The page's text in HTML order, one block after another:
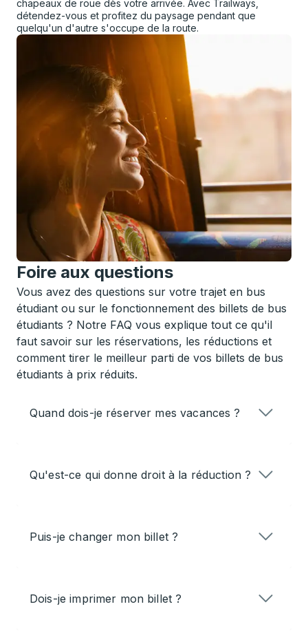
chapeaux de roue dès votre arrivée. Avec Trailways,
détendez-vous et profitez du paysage pendant que
quelqu'un d'autre s'occupe de la route.
Foire aux questions
Vous avez des questions sur votre trajet en bus
étudiant ou sur le fonctionnement des billets de bus
étudiants ? Notre FAQ vous explique tout ce qu'il
faut savoir sur les réservations, les réductions et
comment tirer le meilleur parti de vos billets de bus
étudiants à prix réduits.
Quand dois-je réserver mes vacances ?
Qu'est-ce qui donne droit à la réduction ?
Puis-je changer mon billet ?
Dois-je imprimer mon billet ?